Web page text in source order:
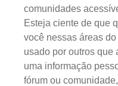
comunidades
Esteja ciente de que
você nessas áreas
usado por outros que
uma informação
fórum ou